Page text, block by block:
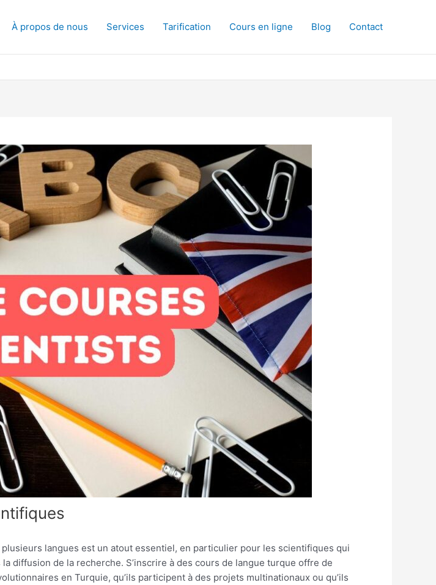
À propos de nous Services Tarification Cours en ligne Blog Contact
langues est un atout essentiel, en particulier pour les scientifiques qui
diffusion de la recherche. S’inscrire à des cours de langue turque offre de
en Turquie, qu’ils participent à des projets multinationaux ou qu’ils